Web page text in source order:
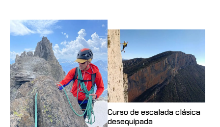
Curso de escalada clásica
desequipada